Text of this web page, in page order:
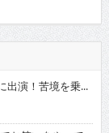
演！苦境を乗...
ていきたい！そ...